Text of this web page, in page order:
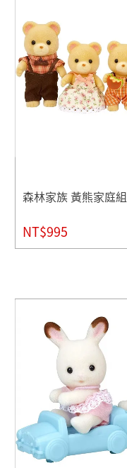
森林家族 黃熊家庭組
NT$995